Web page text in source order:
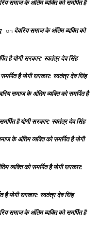
समाज के अंतिम व्यक्ति को समर्पित है
on देवरिय समाज के अंतिम व्यक्ति को
है योगी सरकार: स्वतंत्र देव सिंह
है योगी सरकार: स्वतंत्र देव सिंह
समाज के अंतिम व्यक्ति को समर्पित है
है योगी सरकार: स्वतंत्र देव सिंह
के अंतिम व्यक्ति को समर्पित है योगी
व्यक्ति को समर्पित है योगी सरकार:
है योगी सरकार: स्वतंत्र देव सिंह
समाज के अंतिम व्यक्ति को समर्पित है